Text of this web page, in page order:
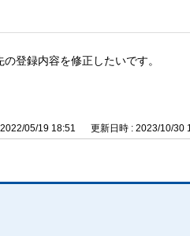
の登録内容を修正したいです。
05/19 18:51 更新日時 : 2023/10/30